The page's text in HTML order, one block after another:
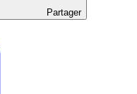
Partager